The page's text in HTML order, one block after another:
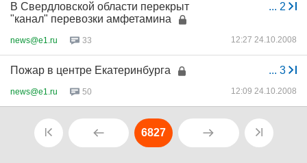
... 2
В Свердловской области перекрыт
"канал" перевозки амфетамина
news@e1.ru 33 12:27 24.10.2008
... 3
Пожар в центре Екатеринбурга
news@e1.ru 50 12:09 24.10.2008
6827